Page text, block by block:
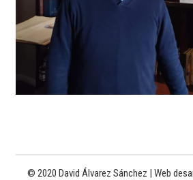
© 2020 David Álvarez Sánchez | Web